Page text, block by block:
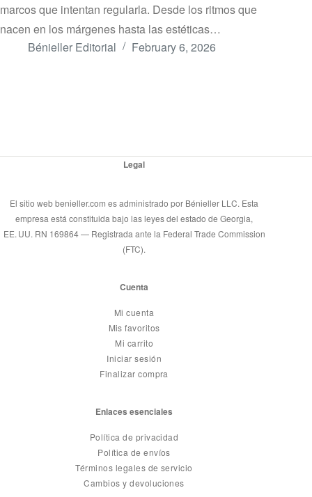
marcos que intentan regularla. Desde los ritmos que
nacen en los márgenes hasta las estéticas…
Bénieller Editorial
February 6, 2026
Legal
El sitio web benieller.com es administrado por Bénieller LLC. Esta
empresa está constituida bajo las leyes del estado de Georgia,
EE. UU. RN 169864 — Registrada ante la Federal Trade Commission
(FTC).
Cuenta
Mi cuenta
Mis favoritos
Mi carrito
Iniciar sesión
Finalizar compra
Enlaces esenciales
Política de privacidad
Política de envíos
Términos legales de servicio
Cambios y devoluciones